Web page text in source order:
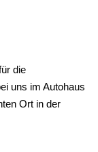
die
uns im Autohaus
Ort in der